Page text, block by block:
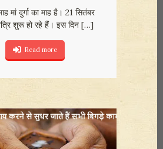
मां दुर्गा का माह है। 21 सितंबर
शुरू हो रहे हैं। इस दिन […]
Read more